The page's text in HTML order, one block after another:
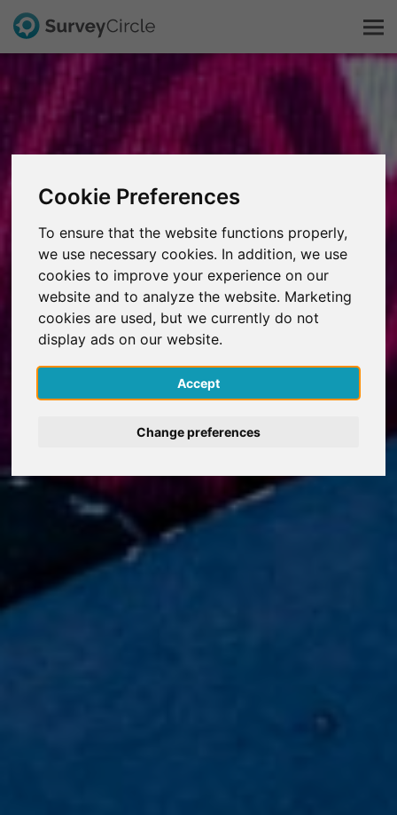
Cookie Preferences
To ensure that the website functions properly,
we use necessary cookies. In addition, we use
cookies to improve your experience on our
website and to analyze the website. Marketing
cookies are used, but we currently do not
display ads on our website.
Accept
Change preferences
Esto es SurveyCircle
Explorar la investigación
FAQ
Regístrate gratis
Iniciar sesión
English
Deutsch
Nederlands
Français